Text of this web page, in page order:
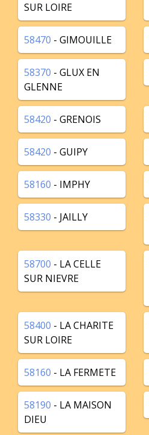
SUR LOIRE
58470 - GIMOUILLE
58370 - GLUX EN
GLENNE
58420 - GRENOIS
58420 - GUIPY
58160 - IMPHY
58330 - JAILLY
58700 - LA CELLE
SUR NIEVRE
58400 - LA CHARITE
SUR LOIRE
58160 - LA FERMETE
58190 - LA MAISON
DIEU